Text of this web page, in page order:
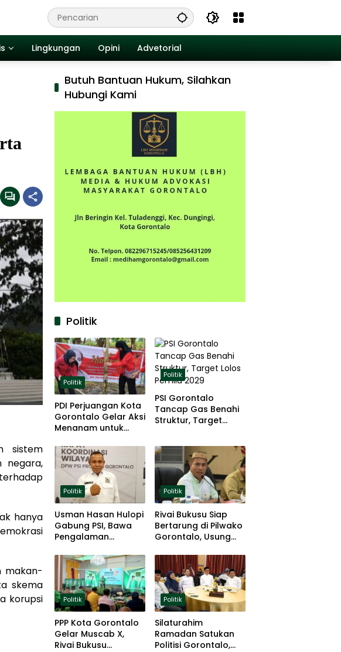
Lingkungan Opini Advetorial
sistem
negara,
hanya
makan-
skema
korupsi
Butuh Bantuan Hukum, Silahkan
Hubungi Kami
Politik
Politik
PDI Perjuangan Kota
Gorontalo Gelar Aksi
Menanam untuk
Politik
PSI Gorontalo
Tancap Gas Benahi
Struktur, Target
Politik
Usman Hasan Hulopi
Gabung PSI, Bawa
Pengalaman
Akar Rumput
Politik
Rivai Bukusu Siap
Bertarung di Pilwako
Gorontalo, Usung
Loyalitas Politik
Politik
PPP Kota Gorontalo
Gelar Muscab X,
Rivai Bukusu
Politik
Silaturahim
Ramadan Satukan
Politisi Gorontalo,